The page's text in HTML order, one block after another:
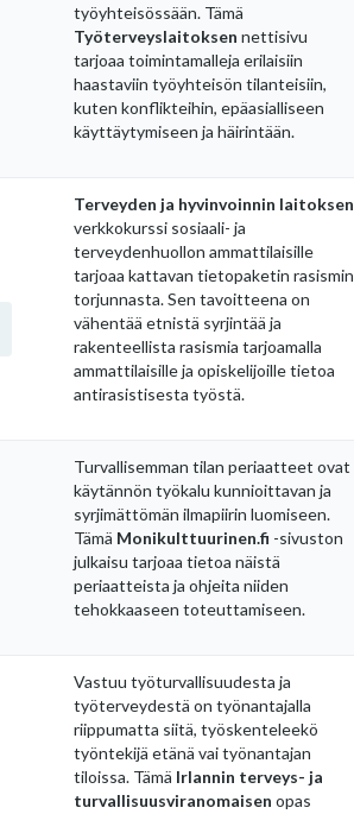
työyhteisössään. Tämä
Työterveyslaitoksen nettisivu
tarjoaa toimintamalleja erilaisiin
haastaviin työyhteisön tilanteisiin,
kuten konflikteihin, epäasialliseen
käyttäytymiseen ja häirintään.
Terveyden ja hyvinvoinnin laitoksen
verkkokurssi sosiaali- ja
terveydenhuollon ammattilaisille
tarjoaa kattavan tietopaketin rasismin
torjunnasta. Sen tavoitteena on
vähentää etnistä syrjintää ja
rakenteellista rasismia tarjoamalla
ammattilaisille ja opiskelijoille tietoa
antirasistisesta työstä.
Turvallisemman tilan periaatteet ovat
käytännön työkalu kunnioittavan ja
syrjimättömän ilmapiirin luomiseen.
Tämä Monikulttuurinen.fi -sivuston
julkaisu tarjoaa tietoa näistä
periaatteista ja ohjeita niiden
tehokkaaseen toteuttamiseen.
Vastuu työturvallisuudesta ja
työterveydestä on työnantajalla
riippumatta siitä, työskenteleekö
työntekijä etänä vai työnantajan
tiloissa. Tämä Irlannin terveys- ja
turvallisuusviranomaisen opas